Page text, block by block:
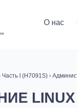
О нас
I (H7091S)›
LINUX